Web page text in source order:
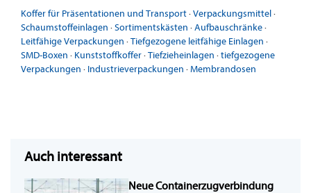
Koffer für Präsentationen und Transport·Verpackungsmittel·
Schaumstoffeinlagen ·Sortimentskästen ·Aufbauschränke·
Leitfähige Verpackungen ·Tiefgezogene leitfähige Einlagen ·
SMD-Boxen · Kunststoffkoffer·Tiefzieheinlagen ·tiefgezogene
Verpackungen · Industrieverpackungen ·Membrandosen
Auch interessant
Neue Containerzugverbindung